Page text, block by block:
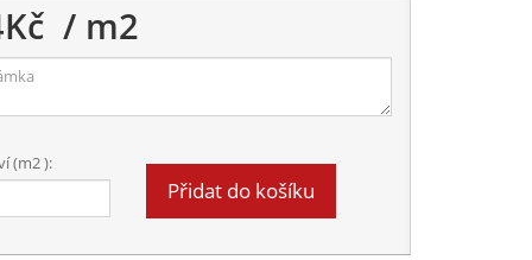
Kč / m2
(m2 ):
Přidat do košíku